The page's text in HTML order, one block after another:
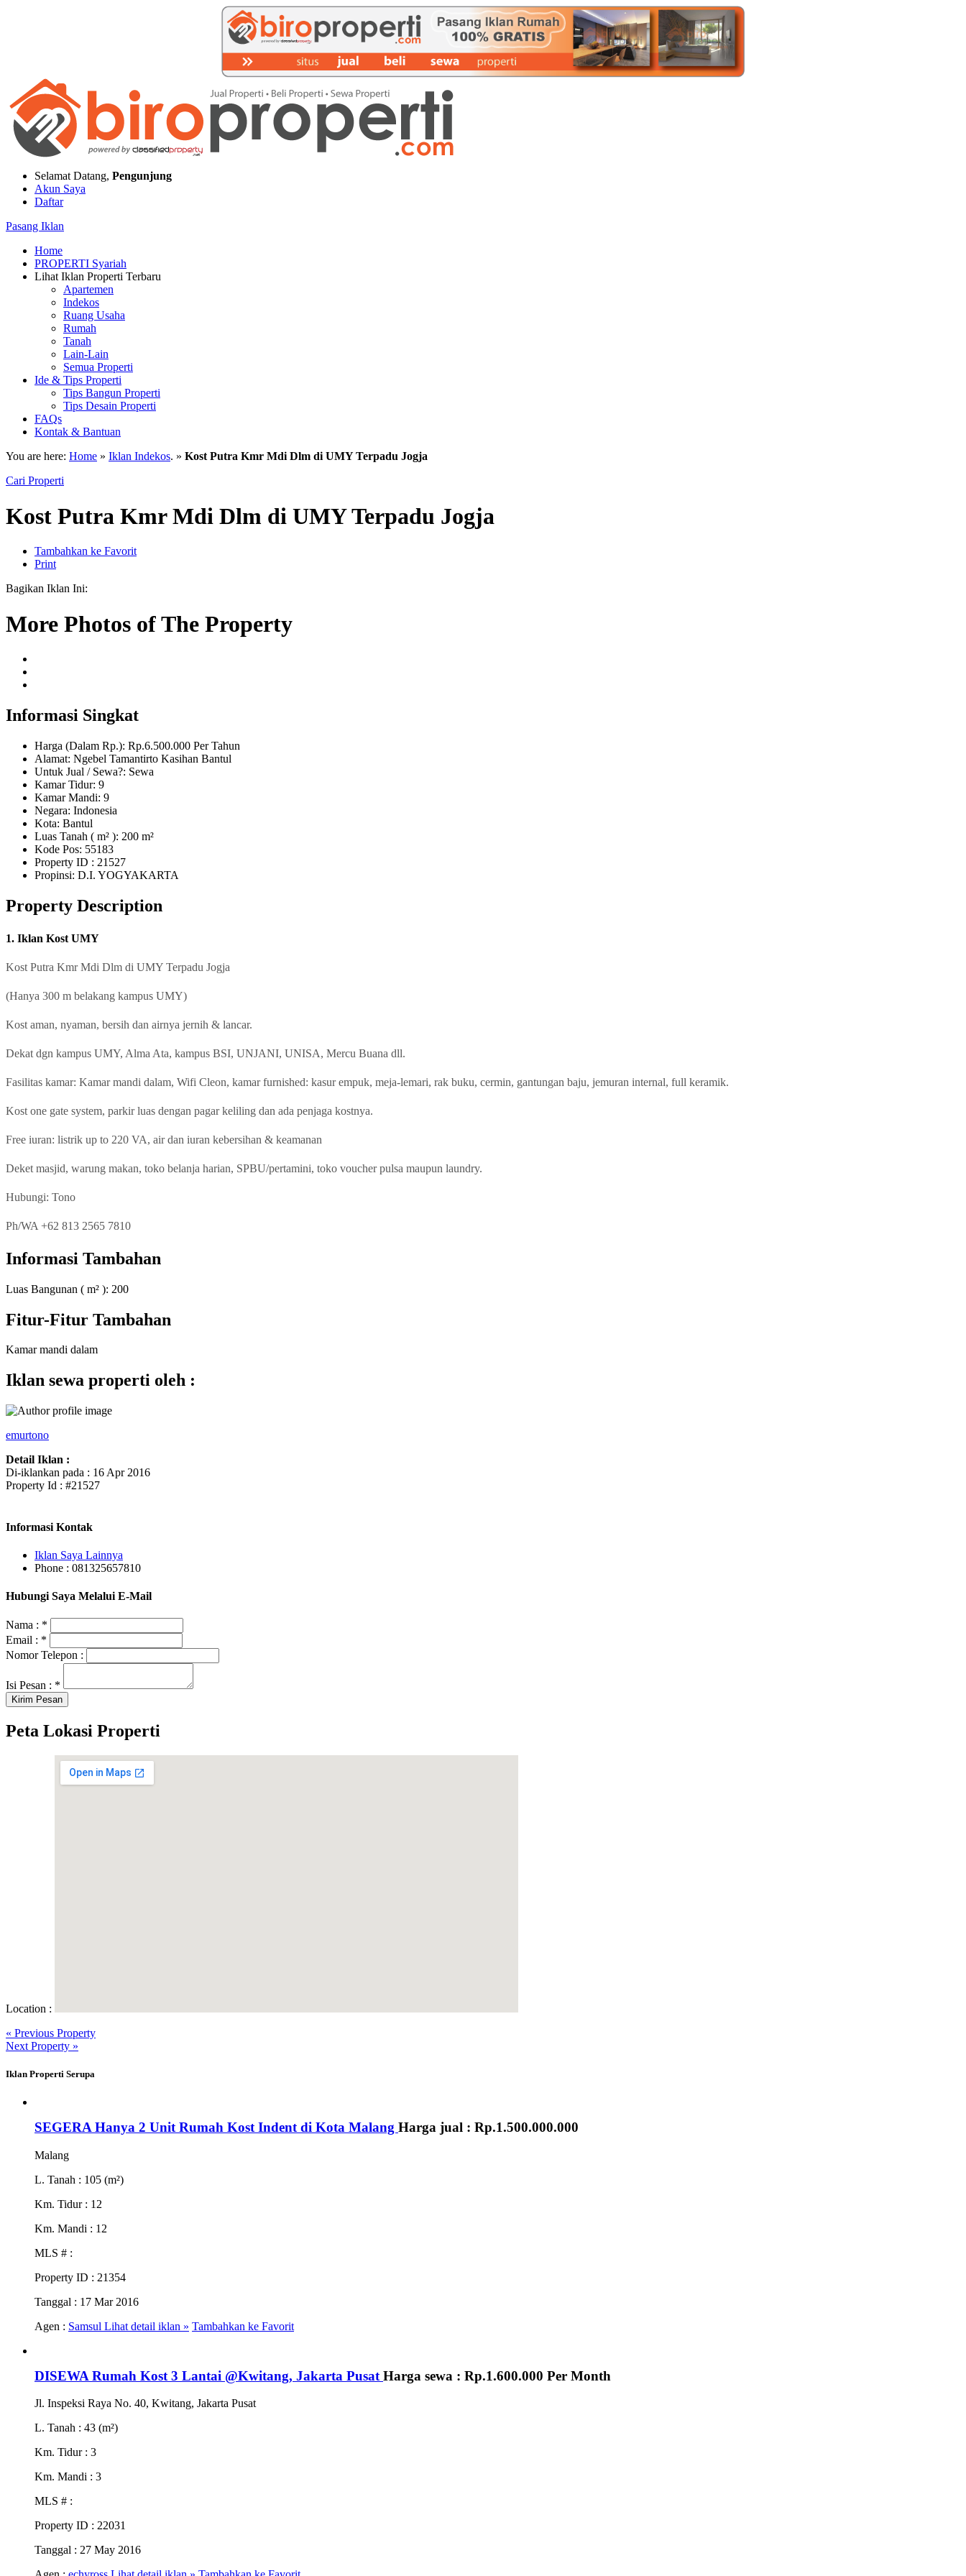
Selamat Datang, Pengunjung
Akun Saya
Daftar
Pasang Iklan
Home
PROPERTI Syariah
Lihat Iklan Properti Terbaru
Apartemen
Indekos
Ruang Usaha
Rumah
Tanah
Lain-Lain
Semua Properti
Ide & Tips Properti
Tips Bangun Properti
Tips Desain Properti
FAQs
Kontak & Bantuan
You are here: Home » Iklan Indekos. » Kost Putra Kmr Mdi Dlm di UMY Terpadu Jogja
Cari Properti
Kost Putra Kmr Mdi Dlm di UMY Terpadu Jogja
Tambahkan ke Favorit
Print
Bagikan Iklan Ini:
More Photos of The Property
Informasi Singkat
Harga (Dalam Rp.): Rp.6.500.000 Per Tahun
Alamat: Ngebel Tamantirto Kasihan Bantul
Untuk Jual / Sewa?: Sewa
Kamar Tidur: 9
Kamar Mandi: 9
Negara: Indonesia
Kota: Bantul
Luas Tanah ( m² ): 200 m²
Kode Pos: 55183
Property ID : 21527
Propinsi: D.I. YOGYAKARTA
Property Description
1. Iklan Kost UMY
Kost Putra Kmr Mdi Dlm di UMY Terpadu Jogja
(Hanya 300 m belakang kampus UMY)
Kost aman, nyaman, bersih dan airnya jernih & lancar.
Dekat dgn kampus UMY, Alma Ata, kampus BSI, UNJANI, UNISA, Mercu Buana dll.
Fasilitas kamar: Kamar mandi dalam, Wifi Cleon, kamar furnished: kasur empuk, meja-lemari, rak buku, cermin, gantungan baju, jemuran internal, full keramik.
Kost one gate system, parkir luas dengan pagar keliling dan ada penjaga kostnya.
Free iuran: listrik up to 220 VA, air dan iuran kebersihan & keamanan
Deket masjid, warung makan, toko belanja harian, SPBU/pertamini, toko voucher pulsa maupun laundry.
Hubungi: Tono
Ph/WA +62 813 2565 7810
Informasi Tambahan
Luas Bangunan ( m² ): 200
Fitur-Fitur Tambahan
Kamar mandi dalam
Iklan sewa properti oleh :
emurtono
Detail Iklan :
Di-iklankan pada : 16 Apr 2016
Property Id : #21527
Informasi Kontak
Iklan Saya Lainnya
Phone : 081325657810
Hubungi Saya Melalui E-Mail
Nama : *
Email : *
Nomor Telepon :
Isi Pesan : *
Peta Lokasi Properti
Location :
« Previous Property
Next Property »
Iklan Properti Serupa
SEGERA Hanya 2 Unit Rumah Kost Indent di Kota Malang Harga jual : Rp.1.500.000.000
Malang
L. Tanah : 105 (m²)
Km. Tidur : 12
Km. Mandi : 12
MLS # :
Property ID : 21354
Tanggal : 17 Mar 2016
Agen : Samsul Lihat detail iklan » Tambahkan ke Favorit
DISEWA Rumah Kost 3 Lantai @Kwitang, Jakarta Pusat Harga sewa : Rp.1.600.000 Per Month
Jl. Inspeksi Raya No. 40, Kwitang, Jakarta Pusat
L. Tanah : 43 (m²)
Km. Tidur : 3
Km. Mandi : 3
MLS # :
Property ID : 22031
Tanggal : 27 May 2016